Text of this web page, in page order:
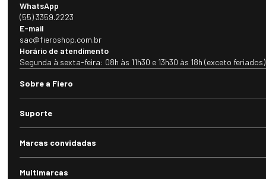
WhatsApp
(55) 3359.2223
E-mail
sac@fieroshop.com.br
Horário de atendimento
Segunda à sexta-feira: 08h às 11h30 e 13h30 às 18h (exceto feriados)
Sobre a Fiero
Suporte
Marcas convidadas
Multimarcas